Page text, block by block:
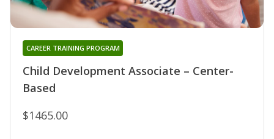
Child Development Associate – Center-
Based
CAREER TRAINING PROGRAM
$1465.00